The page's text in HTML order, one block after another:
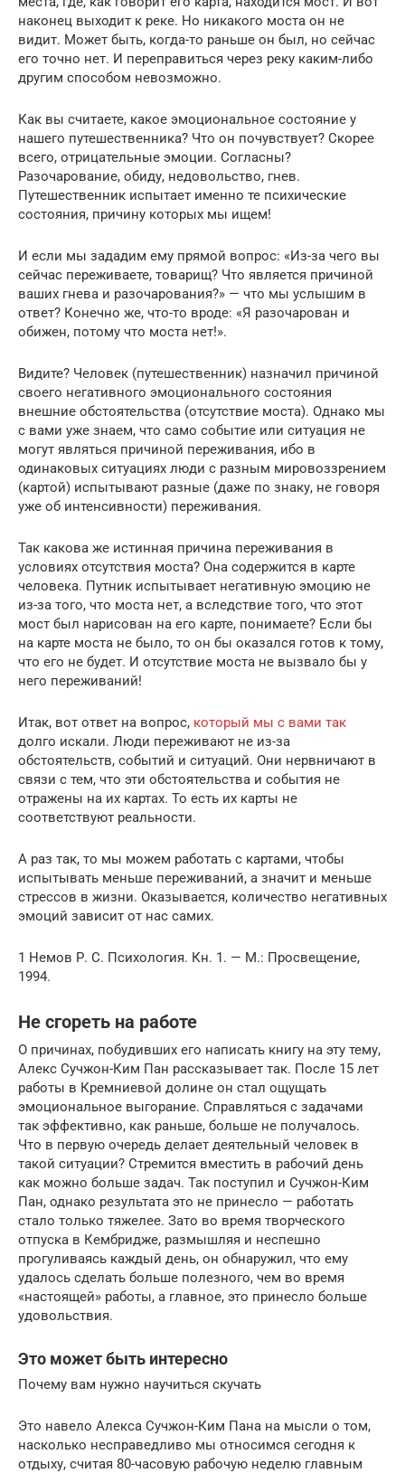
наконец выходит к реке. Но никакого моста он не
видит. Может быть, когда-то раньше он был, но сейчас
его точно нет. И переправиться через реку каким-либо
другим способом невозможно.
Как вы считаете, какое эмоциональное состояние у
нашего путешественника? Что он почувствует? Скорее
всего, отрицательные эмоции. Согласны?
Разочарование, обиду, недовольство, гнев.
Путешественник испытает именно те психические
состояния, причину которых мы ищем!
И если мы зададим ему прямой вопрос: «Из-за чего вы
сейчас переживаете, товарищ? Что является причиной
ваших гнева и разочарования?» — что мы услышим в
ответ? Конечно же, что-то вроде: «Я разочарован и
обижен, потому что моста нет!».
Видите? Человек (путешественник) назначил причиной
своего негативного эмоционального состояния
внешние обстоятельства (отсутствие моста). Однако мы
с вами уже знаем, что само событие или ситуация не
могут являться причиной переживания, ибо в
одинаковых ситуациях люди с разным мировоззрением
(картой) испытывают разные (даже по знаку, не говоря
уже об интенсивности) переживания.
Так какова же истинная причина переживания в
условиях отсутствия моста? Она содержится в карте
человека. Путник испытывает негативную эмоцию не
из-за того, что моста нет, а вследствие того, что этот
мост был нарисован на его карте, понимаете? Если бы
на карте моста не было, то он бы оказался готов к тому,
что его не будет. И отсутствие моста не вызвало бы у
него переживаний!
Итак, вот ответ на вопрос, который мы с вами так
долго искали. Люди переживают не из-за
обстоятельств, событий и ситуаций. Они нервничают в
связи с тем, что эти обстоятельства и события не
отражены на их картах. То есть их карты не
соответствуют реальности.
А раз так, то мы можем работать с картами, чтобы
испытывать меньше переживаний, а значит и меньше
стрессов в жизни. Оказывается, количество негативных
эмоций зависит от нас самих.
1 Немов Р. С. Психология. Кн. 1. — М.: Просвещение,
1994.
Не сгореть на работе
О причинах, побудивших его написать книгу на эту тему,
Алекс Сучжон-Ким Пан рассказывает так. После 15 лет
работы в Кремниевой долине он стал ощущать
эмоциональное выгорание. Справляться с задачами
так эффективно, как раньше, больше не получалось.
Что в первую очередь делает деятельный человек в
такой ситуации? Стремится вместить в рабочий день
как можно больше задач. Так поступил и Сучжон-Ким
Пан, однако результата это не принесло — работать
стало только тяжелее. Зато во время творческого
отпуска в Кембридже, размышляя и неспешно
прогуливаясь каждый день, он обнаружил, что ему
удалось сделать больше полезного, чем во время
«настоящей» работы, а главное, это принесло больше
удовольствия.
Это может быть интересно
Почему вам нужно научиться скучать
Это навело Алекса Сучжон-Ким Пана на мысли о том,
насколько несправедливо мы относимся сегодня к
отдыху, считая 80-часовую рабочую неделю главным